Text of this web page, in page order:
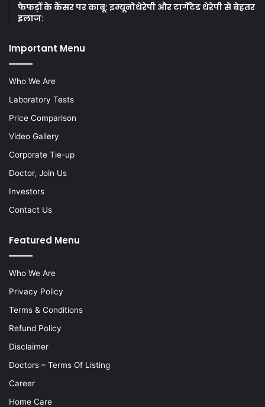
फेफड़ों के कैंसर पर काबू: इम्यूनोथेरेपी और टार्गेटेड थेरेपी से बेहतर
इलाज:
Important Menu
Who We Are
Laboratory Tests
Price Comparison
Video Gallery
Corporate Tie-up
Doctor, Join Us
Investors
Contact Us
Featured Menu
Who We Are
Privacy Policy
Terms & Conditions
Refund Policy
Disclaimer
Doctors – Terms Of Listing
Career
Home Care